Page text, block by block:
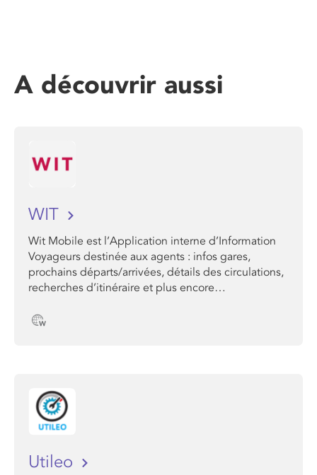
A découvrir aussi
WIT
Wit Mobile est l’Application interne d’Information
Voyageurs destinée aux agents : infos gares,
prochains départs/arrivées, détails des circulations,
recherches d’itinéraire et plus encore…
Utileo